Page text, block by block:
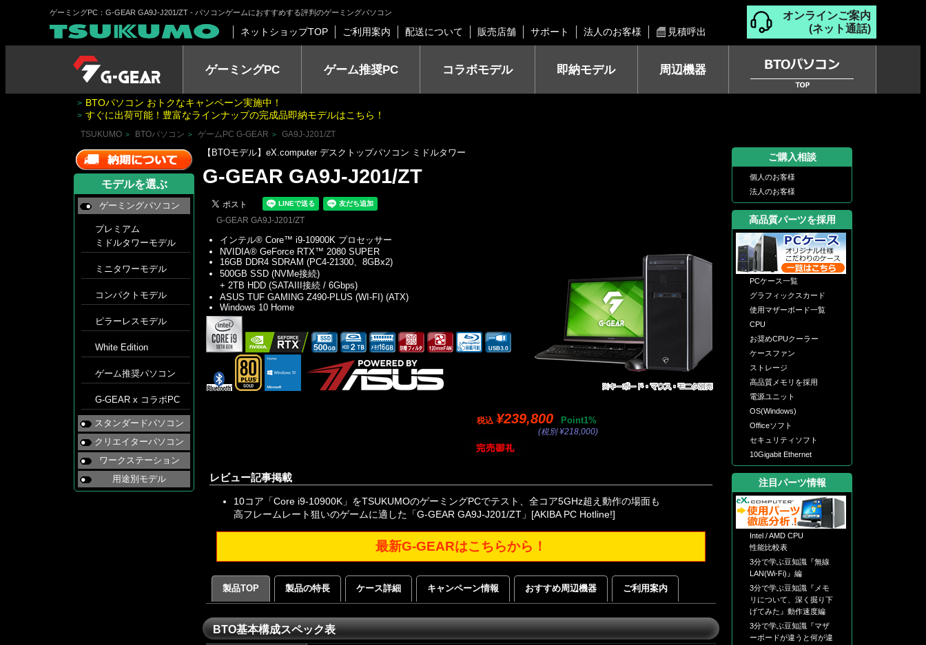
ゲーミングPC：G-GEAR GA9J-J201/ZT - パソコンゲームにおすすめする評判のゲーミングパソコン
ネットショップTOP ご利用案内 配送について 販売店舗 サポート 法人のお客様 見積呼出
オンラインご案内
(ネット通話)
ゲーミングPC ゲーム推奨PC コラボモデル 即納モデル 周辺機器
> BTOパソコン おトクなキャンペーン実施中！
> すぐに出荷可能！豊富なラインナップの完成品即納モデルはこちら！
TSUKUMO > BTOパソコン > ゲームPC G-GEAR > GA9J-J201/ZT
【BTOモデル】eX.computer デスクトップパソコン ミドルタワー
G-GEAR GA9J-J201/ZT
G-GEAR GA9J-J201/ZT
インテル® Core™ i9-10900K プロセッサー
NVIDIA® GeForce RTX™ 2080 SUPER
16GB DDR4 SDRAM (PC4-21300、8GBx2)
500GB SSD (NVMe接続)
+ 2TB HDD (SATAIII接続 / 6Gbps)
ASUS TUF GAMING Z490-PLUS (WI-FI) (ATX)
Windows 10 Home
税込 ¥239,800 Point1%
(税別 ¥218,000)
レビュー記事掲載
10コア「Core i9-10900K」をTSUKUMOのゲーミングPCでテスト、全コア5GHz超え動作の場面も
高フレームレート狙いのゲームに適した「G-GEAR GA9J-J201/ZT」 [AKIBA PC Hotline!]
最新G-GEARはこちらから！
製品TOP 製品の特長 ケース詳細 キャンペーン情報 おすすめ周辺機器 ご利用案内
BTO基本構成スペック表
モデルを選ぶ
ゲーミングパソコン
プレミアム
ミドルタワーモデル
ミニタワーモデル
コンパクトモデル
ピラーレスモデル
White Edition
ゲーム推奨パソコン
G-GEAR x コラボPC
スタンダードパソコン
クリエイターパソコン
ワークステーション
用途別モデル
ご購入相談
個人のお客様
法人のお客様
高品質パーツを採用
PCケース一覧
グラフィックスカード
使用マザーボード一覧
CPU
お奨めCPUクーラー
ケースファン
ストレージ
高品質メモリを採用
電源ユニット
OS(Windows)
Officeソフト
セキュリティソフト
10Gigabit Ethernet
注目パーツ情報
Intel / AMD CPU
性能比較表
3分で学ぶ豆知識『無線
LAN(Wi-Fi)』編
3分で学ぶ豆知識『メモ
リについて、深く掘り下
げてみた』動作速度編
3分で学ぶ豆知識『マザ
ーボードが違うと何が違